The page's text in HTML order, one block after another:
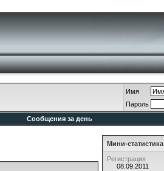
Имя
Пароль
Сообщения за день
Мини-статистика
Регистрация
08.09.2011